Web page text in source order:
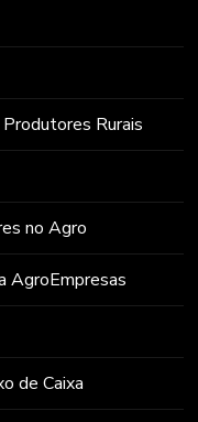
Rurais
no Agro
AgroEmpresas
de Caixa